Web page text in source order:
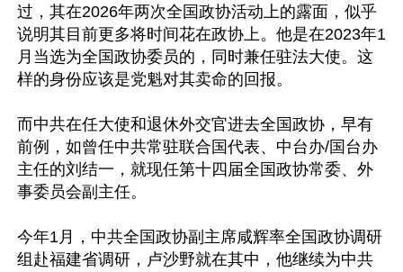
过，其在2026年两次全国政协活动上的露面，似乎
说明其目前更多将时间花在政协上。他是在2023年1
月当选为全国政协委员的，同时兼任驻法大使。这
样的身份应该是党魁对其卖命的回报。
而中共在任大使和退休外交官进去全国政协，早有
前例，如曾任中共常驻联合国代表、中台办/国台办
主任的刘结一，就现任第十四届全国政协常委、外
事委员会副主任。
今年1月，中共全国政协副主席咸辉率全国政协调研
组赴福建省调研，卢沙野就在其中，他继续为中共